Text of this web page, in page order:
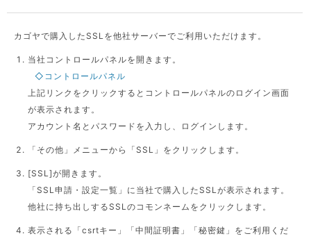
カゴヤで購入したSSLを他社サーバーでご利用いただけます。
当社コントロールパネルを開きます。
◇コントロールパネル
上記リンクをクリックするとコントロールパネルのログイン画面
が表示されます。
アカウント名とパスワードを入力し、ログインします。
「その他」メニューから「SSL」をクリックします。
[SSL]が開きます。
「SSL申請・設定一覧」に当社で購入したSSLが表示されます。
他社に持ち出しするSSLのコモンネームをクリックします。
表示される「csrtキー」「中間証明書」「秘密鍵」をご利用くだ